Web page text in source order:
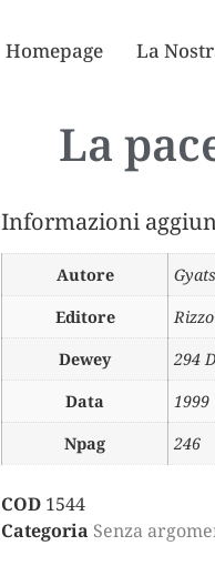
Homepage La
La
Informazioni
Autore
Editore
Dewey
294
Data
1999
Npag
246
COD 1544
Categoria Senza